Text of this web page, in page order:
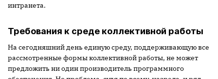
интранета.
Требования к среде коллективной работы
На сегодняшний день единую среду, поддерживающую все
рассмотренные формы коллективной работы, не может
предложить ни один производитель программного